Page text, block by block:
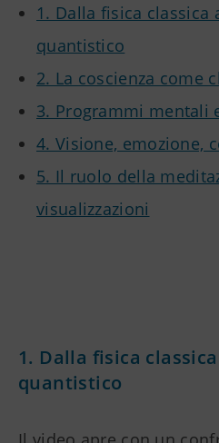
1. Dalla fisica classica
quantistico
2. La coscienza come
3. Programmi mentali
4. Visione, emozione,
5. Il ruolo della
visualizzazioni
1. Dalla fisica
quantistico